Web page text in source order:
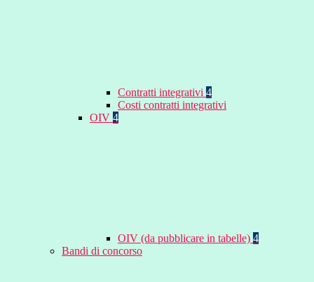
Contratti integrativi 4
Costi contratti integrativi
OIV 4
OIV (da pubblicare in tabelle) 4
Bandi di concorso